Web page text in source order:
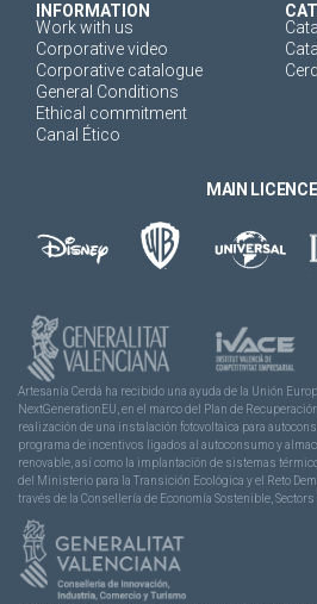
INFORMATION
Work with us
Corporative video
Corporative catalogue
General Conditions
Ethical commitment
Canal Ético
MAIN
Artesanía Cerdá ha recibido una ayuda de la Unión
NextGenerationEU, en el marco del Plan de
realización de una instalación fotovoltaica para
programa de incentivos ligados al autoconsumo y
renovable, así como la implantación de sistemas
del Ministerio para la Transición Ecológica y el Reto
través de la Consellería de Economía Sostenible,